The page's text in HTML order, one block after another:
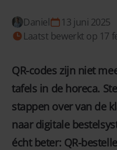
Daniel
13 juni 2025
Laatst bewerkt op 17
QR-codes zijn niet
tafels in de horeca.
stappen over van de
naar digitale
écht beter: QR-